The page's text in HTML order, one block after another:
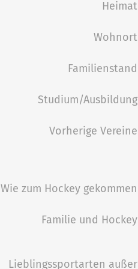
Heimat
Wohnort
Familienstand
Studium/Ausbildung
Vorherige Vereine
Wie zum Hockey gekommen
Familie und Hockey
Lieblingssportarten außer